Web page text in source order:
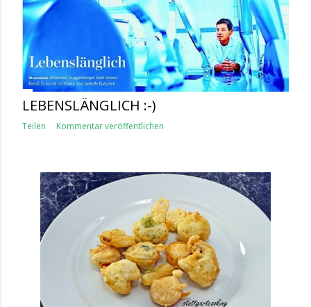
LEBENSLÄNGLICH :-)
Teilen Kommentar veröffentlichen